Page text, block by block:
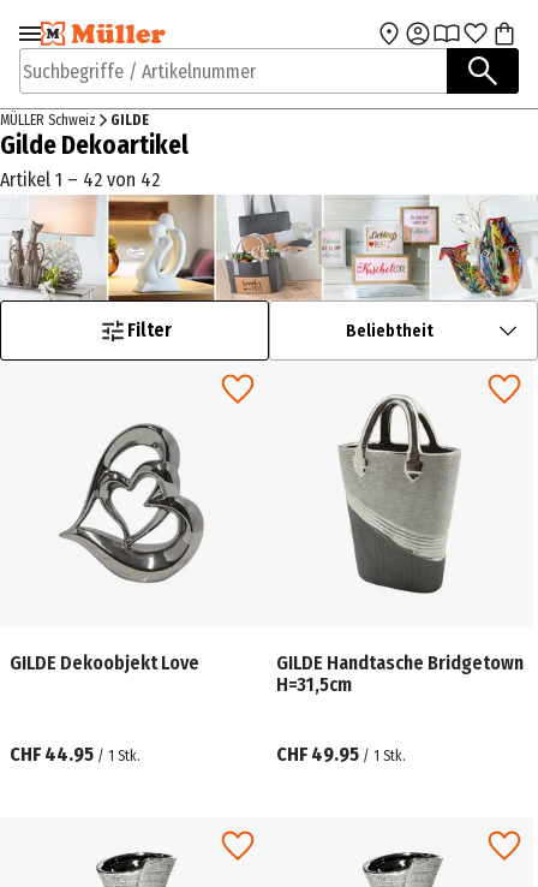
Zur Navigation
springen
Zum Hauptinhalt
Suchbegriffe / Artikelnummer
MÜLLER Schweiz GILDE
Gilde Dekoartikel
Artikel 1 – 42 von 42
Filter Beliebtheit
GILDE Dekoobjekt Love
CHF 44.95 / 1 Stk.
GILDE Handtasche Bridgetown
H=31,5cm
CHF 49.95 / 1 Stk.